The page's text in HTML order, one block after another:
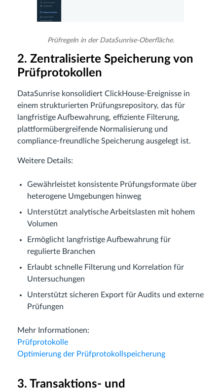
Prüfregeln in der DataSunrise-Oberfläche.
2. Zentralisierte Speicherung von
Prüfprotokollen
DataSunrise konsolidiert ClickHouse-Ereignisse in
einem strukturierten Prüfungsrepository, das für
langfristige Aufbewahrung, effiziente Filterung,
plattformübergreifende Normalisierung und
compliance-freundliche Speicherung ausgelegt ist.
Weitere Details:
Gewährleistet konsistente Prüfungsformate über
heterogene Umgebungen hinweg
Unterstützt analytische Arbeitslasten mit hohem
Volumen
Ermöglicht langfristige Aufbewahrung für
regulierte Branchen
Erlaubt schnelle Filterung und Korrelation für
Untersuchungen
Unterstützt sicheren Export für Audits und externe
Prüfungen
Mehr Informationen:
Prüfprotokolle
Optimierung der Prüfprotokollspeicherung
3. Transaktions- und